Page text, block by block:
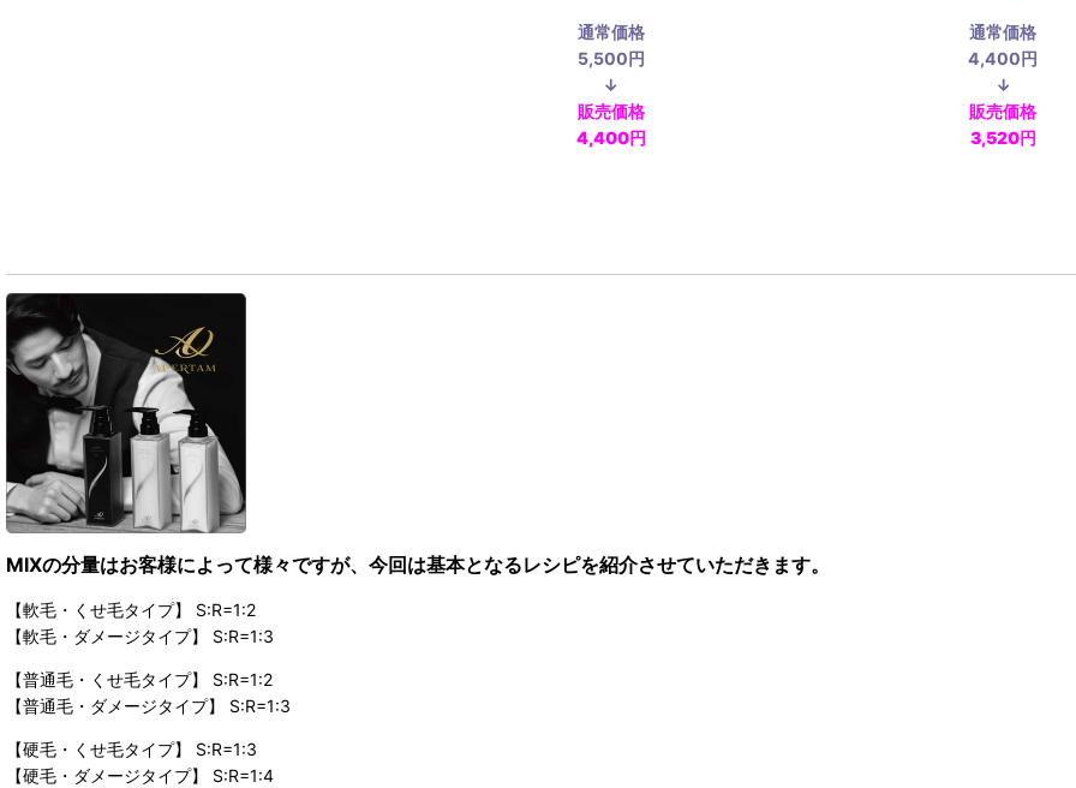
通常価格
5,500円
↓
販売価格
4,400円
通常価格
4,400円
↓
販売価格
3,520円
MIXの分量はお客様によって様々ですが、今回は基本となるレシピを紹介させていただきます。
【軟毛・くせ毛タイプ】 S:R=1:2
【軟毛・ダメージタイプ】 S:R=1:3
【普通毛・くせ毛タイプ】 S:R=1:2
【普通毛・ダメージタイプ】 S:R=1:3
【硬毛・くせ毛タイプ】 S:R=1:3
【硬毛・ダメージタイプ】 S:R=1:4